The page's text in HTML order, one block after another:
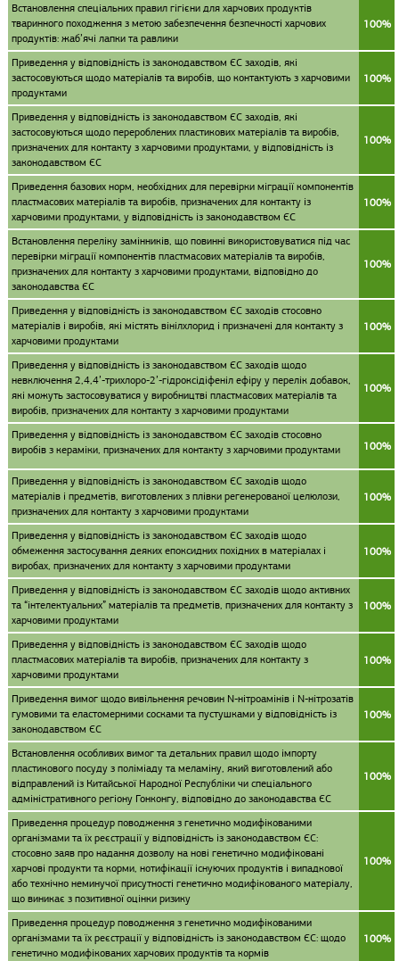
Встановлення спеціальних правил гігієни для харчових продуктів
тваринного походження з метою забезпечення безпечності харчових
продуктів: жаб’ячі лапки та равлики
100%
Приведення у відповідність із законодавством ЄС заходів, які
застосовуються щодо матеріалів та виробів, що контактують з харчовими
продуктами
100%
Приведення у відповідність із законодавством ЄС заходів, які
застосовуються щодо перероблених пластикових матеріалів та виробів,
призначених для контакту з харчовими продуктами, у відповідність із
законодавством ЄС
100%
Приведення базових норм, необхідних для перевірки міграції компонентів
пластмасових матеріалів та виробів, призначених для контакту із
харчовими продуктами, у відповідність із законодавством ЄС
100%
Встановлення переліку замінників, що повинні використовуватися під час
перевірки міграції компонентів пластмасових матеріалів та виробів,
призначених для контакту з харчовими продуктами, відповідно до
законодавства ЄС
100%
Приведення у відповідність із законодавством ЄС заходів стосовно
матеріалів і виробів, які містять вінілхлорид і призначені для контакту з
харчовими продуктами
100%
Приведення у відповідність із законодавством ЄС заходів щодо
невключення 2,4,4’-трихлоро-2’-гідроксідіфеніл ефіру у перелік добавок,
які можуть застосовуватися у виробництві пластмасових матеріалів та
виробів, призначених для контакту з харчовими продуктами
100%
Приведення у відповідність із законодавством ЄС заходів стосовно
виробів з кераміки, призначених для контакту з харчовими продуктами
100%
Приведення у відповідність із законодавством ЄС заходів щодо
матеріалів і предметів, виготовлених з плівки регенерованої целюлози,
призначених для контакту з харчовими продуктами
100%
Приведення у відповідність із законодавством ЄС заходів щодо
обмеження застосування деяких епоксидних похідних в матеріалах і
виробах, призначених для контакту з харчовими продуктами
100%
Приведення у відповідність із законодавством ЄС заходів щодо активних
та “інтелектуальних” матеріалів та предметів, призначених для контакту з
харчовими продуктами
100%
Приведення у відповідність із законодавством ЄС заходів щодо
пластмасових матеріалів та виробів, призначених для контакту з
харчовими продуктами
100%
Приведення вимог щодо вивільнення речовин N-нітроамінів і N-нітрозатів
гумовими та еластомерними сосками та пустушками у відповідність із
законодавством ЄС
100%
Встановлення особливих вимог та детальних правил щодо імпорту
пластикового посуду з поліміаду та меламіну, який виготовлений або
відправлений із Китайської Народної Республіки чи спеціального
адміністративного регіону Гонконгу, відповідно до законодавства ЄС
100%
Приведення процедур поводження з генетично модифікованими
організмами та їх реєстрації у відповідність із законодавством ЄС:
стосовно заяв про надання дозволу на нові генетично модифіковані
харчові продукти та корми, нотифікації існуючих продуктів і випадкової
або технічно неминучої присутності генетично модифікованого матеріалу,
що виникає з позитивної оцінки ризику
100%
Приведення процедур поводження з генетично модифікованими
організмами та їх реєстрації у відповідність із законодавством ЄС: щодо
генетично модифікованих харчових продуктів та кормів
100%